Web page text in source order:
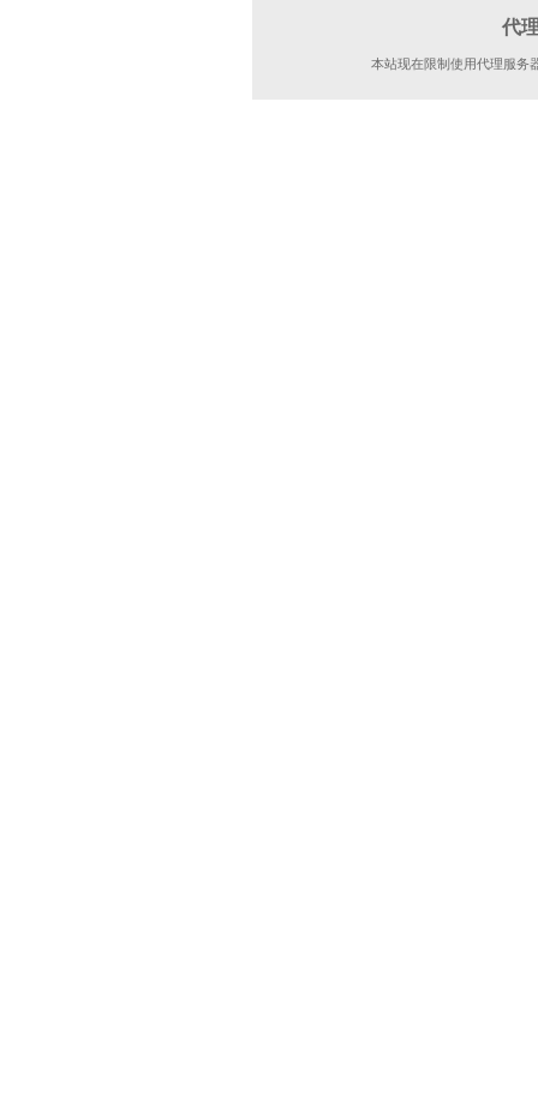
代
本站现在限制使用代理服务